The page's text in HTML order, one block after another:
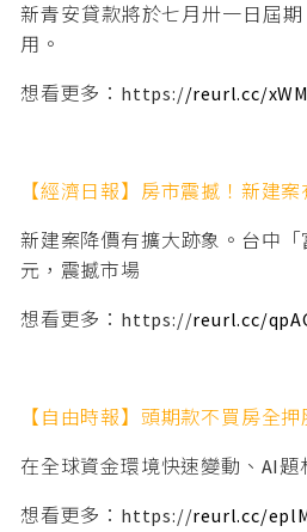
新青安貸款將於七月卅一日屆
用。
想看更多：https://reurl.cc/
【經濟日報】房市震撼！新建
新建案降價有擴大跡象。台中
元，震撼市場
想看更多：https://reurl.cc/
【自由時報】頭期款不買房全
在全球資金環境快速變動、AI
想看更多：https://reurl.cc/